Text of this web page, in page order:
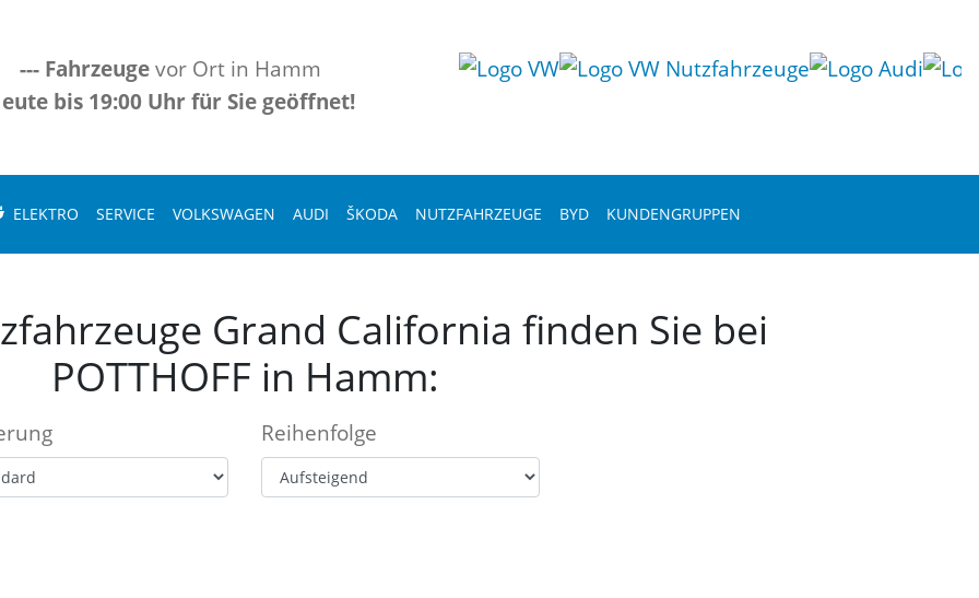
---Fahrzeugevor Ort in Hamm
bis 19:00 Uhr für Sie geöffnet!
ELEKTRO SERVICE VOLKSWAGEN AUDI ŠKODA NUTZFAHRZEUGE BYD KUNDENGRUPPEN
Grand California finden Sie bei
POTTHOFF in Hamm:
Reihenfolge